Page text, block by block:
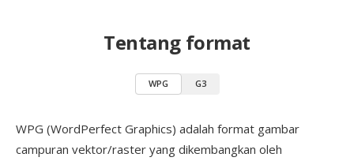
Tentang format
WPG G3
WPG (WordPerfect Graphics) adalah format gambar
campuran vektor/raster yang dikembangkan oleh